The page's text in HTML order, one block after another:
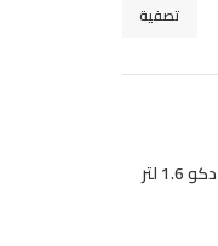
تصفية
خلاط 2 فى 1 مع مطحنة نادكو 1.6 لتر